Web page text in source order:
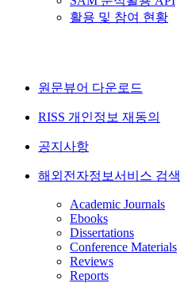
활용 및 참여 현황
원문뷰어 다운로드
RISS 개인정보 재동의
공지사항
해외전자정보서비스 검색
Academic Journals
Ebooks
Dissertations
Conference Materials
Reviews
Reports